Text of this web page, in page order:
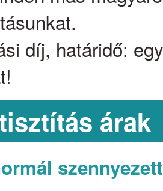
díj, határidő:
árak